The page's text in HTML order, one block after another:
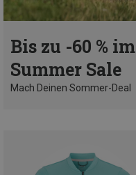
Bis zu -60 % im
Summer Sale
Mach Deinen Sommer-Deal